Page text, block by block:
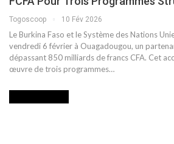
Togoscoop 10 Fév 2026
Le Burkina Faso et le Système des Nations
vendredi 6 février à Ouagadougou, un
dépassant 850 milliards de francs CFA. Cet
œuvre de trois programmes…